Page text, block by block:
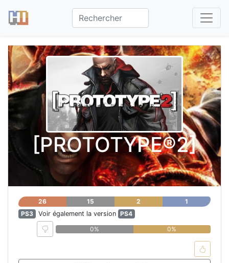
[PROTOTYPE®2]
26 15 2
1
PS3
Voir également la version PS4
0%
0%